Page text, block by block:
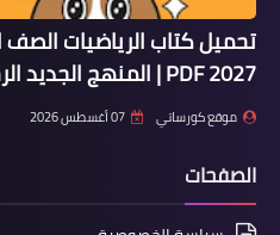
تحميل كتاب الرياضيات الصف
2027 PDF | المنهج الجديد الرسمي
موقع كورساتي 07 أغسطس 2026
الصفحات